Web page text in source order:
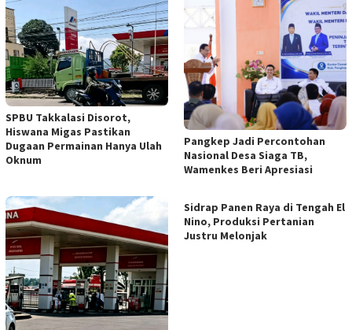
SPBU Takkalasi Disorot,
Hiswana Migas Pastikan
Dugaan Permainan Hanya Ulah
Oknum
Pangkep Jadi Percontohan
Nasional Desa Siaga TB,
Wamenkes Beri Apresiasi
Sidrap Panen Raya di Tengah El
Nino, Produksi Pertanian
Justru Melonjak